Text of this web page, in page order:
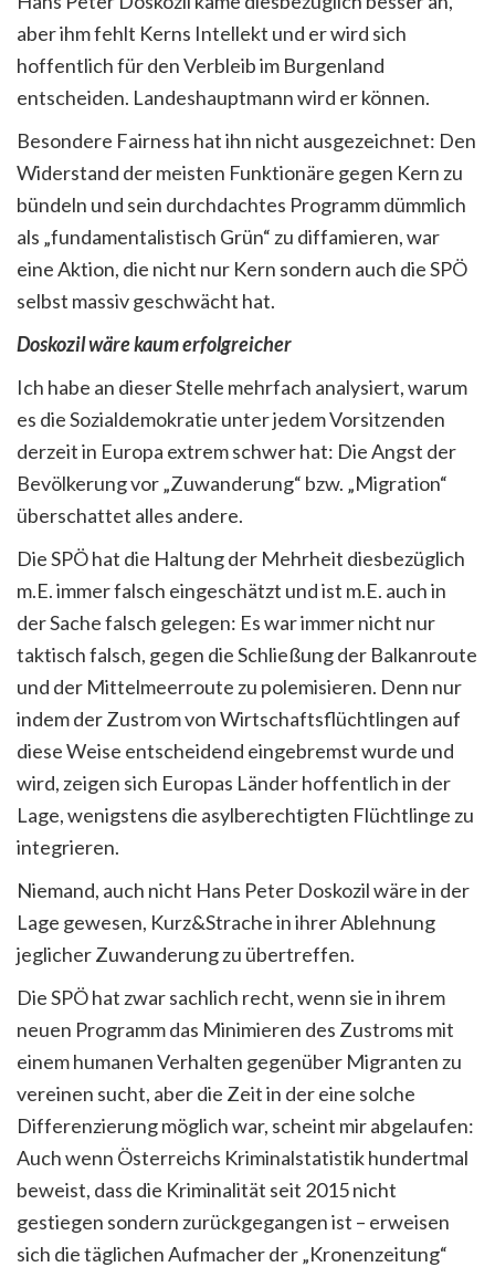
aber ihm fehlt Kerns Intellekt und er wird sich
hoffentlich für den Verbleib im Burgenland
entscheiden. Landeshauptmann wird er können.
Besondere Fairness hat ihn nicht ausgezeichnet: Den
Widerstand der meisten Funktionäre gegen Kern zu
bündeln und sein durchdachtes Programm dümmlich
als „fundamentalistisch Grün“ zu diffamieren, war
eine Aktion, die nicht nur Kern sondern auch die SPÖ
selbst massiv geschwächt hat.
Doskozil wäre kaum erfolgreicher
Ich habe an dieser Stelle mehrfach analysiert, warum
es die Sozialdemokratie unter jedem Vorsitzenden
derzeit in Europa extrem schwer hat: Die Angst der
Bevölkerung vor „Zuwanderung“ bzw. „Migration“
überschattet alles andere.
Die SPÖ hat die Haltung der Mehrheit diesbezüglich
m.E. immer falsch eingeschätzt und ist m.E. auch in
der Sache falsch gelegen: Es war immer nicht nur
taktisch falsch, gegen die Schließung der Balkanroute
und der Mittelmeerroute zu polemisieren. Denn nur
indem der Zustrom von Wirtschaftsflüchtlingen auf
diese Weise entscheidend eingebremst wurde und
wird, zeigen sich Europas Länder hoffentlich in der
Lage, wenigstens die asylberechtigten Flüchtlinge zu
integrieren.
Niemand, auch nicht Hans Peter Doskozil wäre in der
Lage gewesen, Kurz&Strache in ihrer Ablehnung
jeglicher Zuwanderung zu übertreffen.
Die SPÖ hat zwar sachlich recht, wenn sie in ihrem
neuen Programm das Minimieren des Zustroms mit
einem humanen Verhalten gegenüber Migranten zu
vereinen sucht, aber die Zeit in der eine solche
Differenzierung möglich war, scheint mir abgelaufen:
Auch wenn Österreichs Kriminalstatistik hundertmal
beweist, dass die Kriminalität seit 2015 nicht
gestiegen sondern zurückgegangen ist – erweisen
sich die täglichen Aufmacher der „Kronenzeitung“